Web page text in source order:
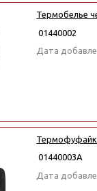
Термобелье
01440002
Дата
01440003А
Дата